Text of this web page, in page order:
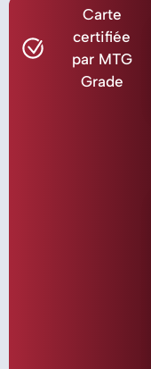
Carte
certifiée
par MTG
Grade